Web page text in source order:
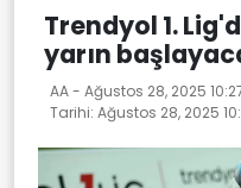
Trendyol 1.
yarın
AA - Ağustos 28, 2025
Tarihi: Ağustos 28, 2025